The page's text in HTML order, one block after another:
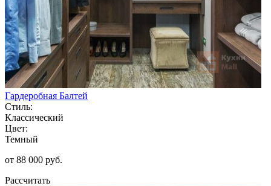
Гардеробная Балтей
Стиль:
Классический
Цвет:
Темный
от 88 000 руб.
Рассчитать